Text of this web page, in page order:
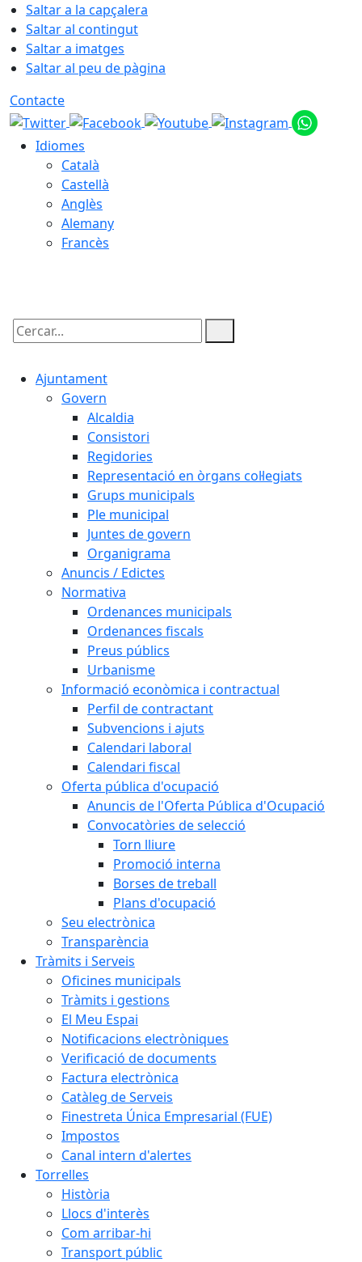
Saltar a la capçalera
Saltar al contingut
Saltar a imatges
Saltar al peu de pàgina
Contacte
Idiomes
Català
Castellà
Anglès
Alemany
Francès
Cercar:
Ajuntament
Govern
Alcaldia
Consistori
Regidories
Representació en òrgans col·legiats
Grups municipals
Ple municipal
Juntes de govern
Organigrama
Anuncis / Edictes
Normativa
Ordenances municipals
Ordenances fiscals
Preus públics
Urbanisme
Informació econòmica i contractual
Perfil de contractant
Subvencions i ajuts
Calendari laboral
Calendari fiscal
Oferta pública d'ocupació
Anuncis de l'Oferta Pública d'Ocupació
Convocatòries de selecció
Torn lliure
Promoció interna
Borses de treball
Plans d'ocupació
Seu electrònica
Transparència
Tràmits i Serveis
Oficines municipals
Tràmits i gestions
El Meu Espai
Notificacions electròniques
Verificació de documents
Factura electrònica
Catàleg de Serveis
Finestreta Única Empresarial (FUE)
Impostos
Canal intern d'alertes
Torrelles
Història
Llocs d'interès
Com arribar-hi
Transport públic